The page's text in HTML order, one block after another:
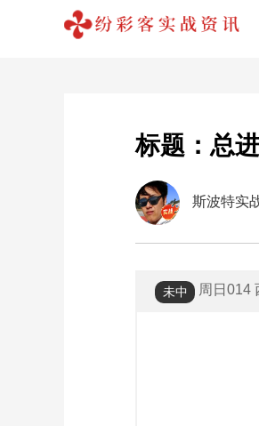
标题：总
斯波特实
未中 周日014